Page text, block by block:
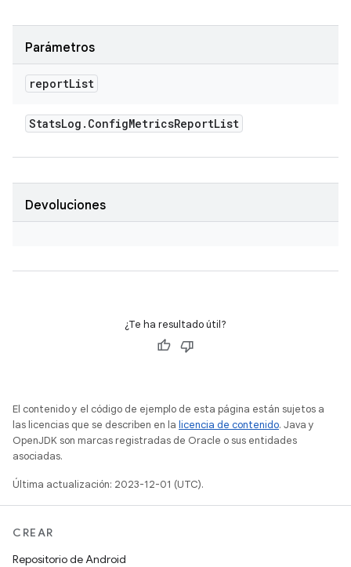
Parámetros
reportList
StatsLog . ConfigMetricsReportList
Devoluciones
¿Te ha resultado útil?
El contenido y el código de ejemplo de esta página están sujetos a
las licencias que se describen en la licencia de contenido. Java y
OpenJDK son marcas registradas de Oracle o sus entidades
asociadas.
Última actualización: 2023-12-01 (UTC).
CREAR
Repositorio de Android